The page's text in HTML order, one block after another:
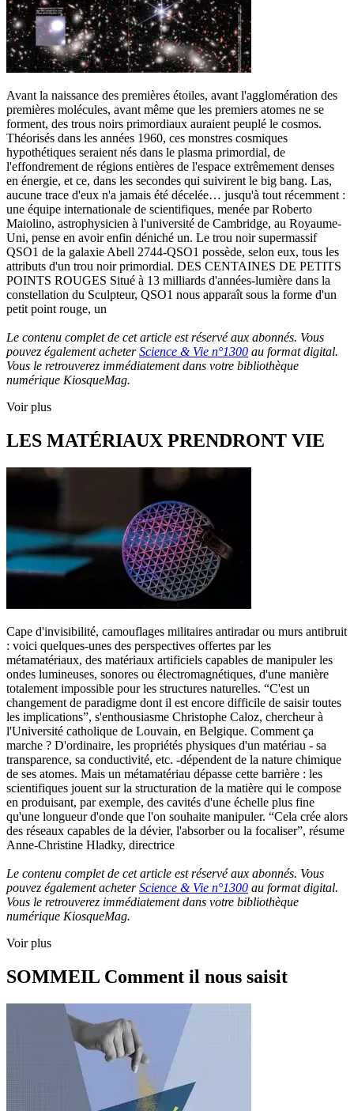
Avant la naissance des premières étoiles, avant l'agglomération des
premières molécules, avant même que les premiers atomes ne se
forment, des trous noirs primordiaux auraient peuplé le cosmos.
Théorisés dans les années 1960, ces monstres cosmiques
hypothétiques seraient nés dans le plasma primordial, de
l'effondrement de régions entières de l'espace extrêmement denses
en énergie, et ce, dans les secondes qui suivirent le big bang. Las,
aucune trace d'eux n'a jamais été décelée… jusqu'à tout récemment :
une équipe internationale de scientifiques, menée par Roberto
Maiolino, astrophysicien à l'université de Cambridge, au Royaume-
Uni, pense en avoir enfin déniché un. Le trou noir supermassif
QSO1 de la galaxie Abell 2744-QSO1 possède, selon eux, tous les
attributs d'un trou noir primordial. DES CENTAINES DE PETITS
POINTS ROUGES Situé à 13 milliards d'années-lumière dans la
constellation du Sculpteur, QSO1 nous apparaît sous la forme d'un
petit point rouge, un
Le contenu complet de cet article est réservé aux abonnés. Vous
pouvez également acheterScience & Vie n°1300 au format digital.
Vous le retrouverez immédiatement dans votre bibliothèque
numérique KiosqueMag.
Voir plus
LES MATÉRIAUX PRENDRONT VIE
Cape d'invisibilité, camouflages militaires antiradar ou murs antibruit
: voici quelques-unes des perspectives offertes par les
métamatériaux, des matériaux artificiels capables de manipuler les
ondes lumineuses, sonores ou électromagnétiques, d'une manière
totalement impossible pour les structures naturelles. “C'est un
changement de paradigme dont il est encore difficile de saisir toutes
les implications”, s'enthousiasme Christophe Caloz, chercheur à
l'Université catholique de Louvain, en Belgique. Comment ça
marche ? D'ordinaire, les propriétés physiques d'un matériau - sa
transparence, sa conductivité, etc. -dépendent de la nature chimique
de ses atomes. Mais un métamatériau dépasse cette barrière : les
scientifiques jouent sur la structuration de la matière qui le compose
en produisant, par exemple, des cavités d'une échelle plus fine
qu'une longueur d'onde que l'on souhaite manipuler. “Cela crée alors
des réseaux capables de la dévier, l'absorber ou la focaliser”, résume
Anne-Christine Hladky, directrice
Le contenu complet de cet article est réservé aux abonnés. Vous
pouvez également acheterScience & Vie n°1300 au format digital.
Vous le retrouverez immédiatement dans votre bibliothèque
numérique KiosqueMag.
Voir plus
SOMMEIL Comment il nous saisit